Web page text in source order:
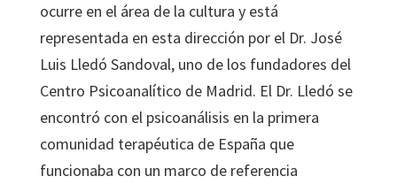
ocurre en el área de la cultura y está
representada en esta dirección por el Dr. José
Luis Lledó Sandoval, uno de los fundadores del
Centro Psicoanalítico de Madrid. El Dr. Lledó se
encontró con el psicoanálisis en la primera
comunidad terapéutica de España que
funcionaba con un marco de referencia